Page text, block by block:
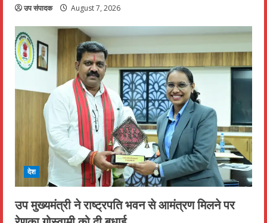
उप संपादक August 7, 2026
देश
उप मुख्यमंत्री ने राष्ट्रपति भवन से आमंत्रण मिलने पर